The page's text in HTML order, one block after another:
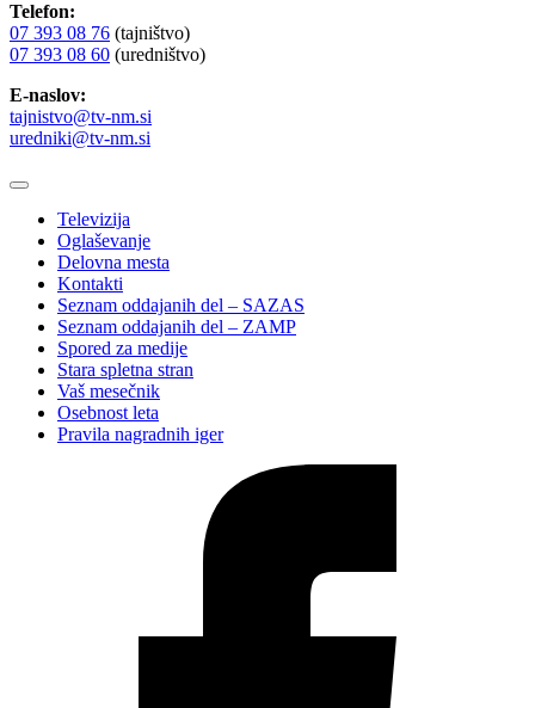
Telefon:
07 393 08 76 (tajništvo)
07 393 08 60 (uredništvo)
E-naslov:
tajnistvo@tv-nm.si
uredniki@tv-nm.si
Televizija
Oglaševanje
Delovna mesta
Kontakti
Seznam oddajanih del – SAZAS
Seznam oddajanih del – ZAMP
Spored za medije
Stara spletna stran
Vaš mesečnik
Osebnost leta
Pravila nagradnih iger